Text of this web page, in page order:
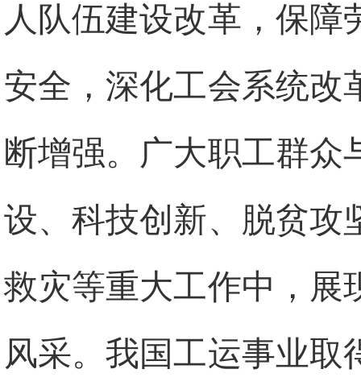
人队伍建设改革，保障
安全，深化工会系统改
断增强。广大职工群众
设、科技创新、脱贫攻
救灾等重大工作中，展
风采。我国工运事业取